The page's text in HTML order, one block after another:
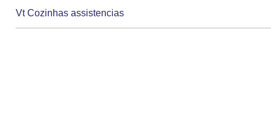
Vt Cozinhas assistencias